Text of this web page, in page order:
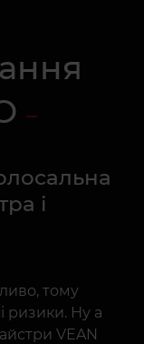
і
тому
ризики. Ну а
VEAN